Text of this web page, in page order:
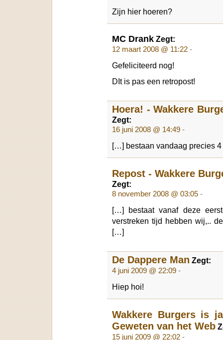
Zijn hier hoeren?
MC Drank Zegt:
12 maart 2008 @ 11:22 -
Gefeliciteerd nog!
DIt is pas een retropost!
Hoera! - Wakkere
Zegt:
16 juni 2008 @ 14:49 -
[…] bestaan vandaag precies
Repost - Wakkere
Zegt:
8 november 2008 @ 03:05 -
[…] bestaat vanaf deze
verstreken tijd hebben wij,..
[…]
De Dappere Man Zegt:
4 juni 2009 @ 22:09 -
Hiep hoi!
Wakkere Burgers is
Geweten van het Web
15 juni 2009 @ 22:02 -